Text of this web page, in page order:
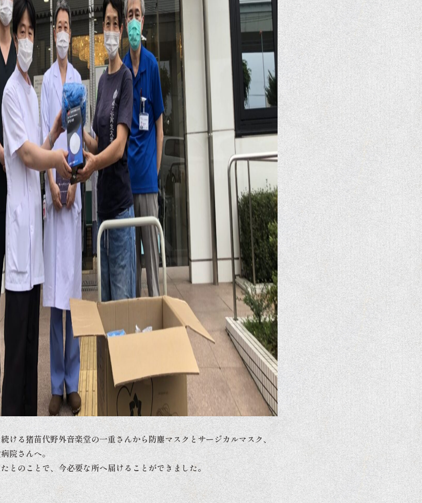
ける猪苗代野外音楽堂の一重さんから防塵マスクとサージカルマスク、
院さんへ。
とのことで、今必要な所へ届けることができました。